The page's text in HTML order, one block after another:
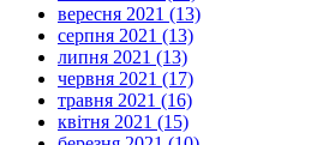
вересня 2021 (13)
серпня 2021 (13)
липня 2021 (13)
червня 2021 (17)
травня 2021 (16)
квітня 2021 (15)